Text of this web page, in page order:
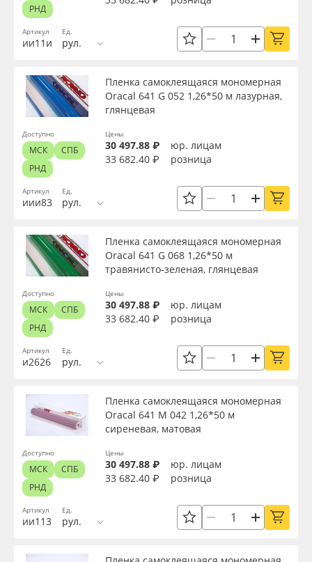
Артикул
ии11и
Ед.
рул.
РНД
Артикул
иии83
Пленка самоклеящаяся мономерная
Oracal 641 G 052 1,26*50 м лазурная,
глянцевая
Ед.
рул.
Цены
30 497.88 ₽
юр. лицам
33 682.40 ₽
розница
Доступно
МСК
СПБ
РНД
Артикул
и2626
Пленка самоклеящаяся мономерная
Oracal 641 G 068 1,26*50 м
травянисто-зеленая, глянцевая
Ед.
рул.
Цены
30 497.88 ₽
юр. лицам
33 682.40 ₽
розница
Доступно
МСК
СПБ
РНД
Артикул
ии113
Пленка самоклеящаяся мономерная
Oracal 641 M 042 1,26*50 м
сиреневая, матовая
Ед.
рул.
Цены
30 497.88 ₽
юр. лицам
33 682.40 ₽
розница
Доступно
МСК
СПБ
РНД